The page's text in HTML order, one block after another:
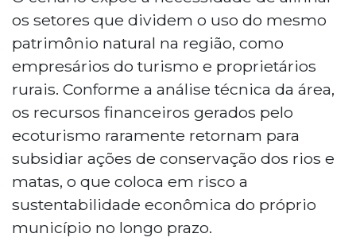
os setores que dividem o uso do mesmo
patrimônio natural na região, como
empresários do turismo e proprietários
rurais. Conforme a análise técnica da área,
os recursos financeiros gerados pelo
ecoturismo raramente retornam para
subsidiar ações de conservação dos rios e
matas, o que coloca em risco a
sustentabilidade econômica do próprio
município no longo prazo.